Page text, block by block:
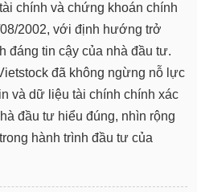
chính và chứng khoán chính
2002, với định hướng trở
đáng tin cậy của nhà đầu tư.
đã không ngừng nỗ lực
và dữ liệu tài chính chính xác
đầu tư hiểu đúng, nhìn rộng
hành trình đầu tư của